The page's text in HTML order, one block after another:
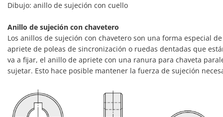
Dibujo: anillo de sujeción con cuello
Anillo de sujeción con chavetero
Los anillos de sujeción con chavetero son una forma especial
apriete de poleas de sincronización o ruedas dentadas que
va a fijar, el anillo de apriete con una ranura para chaveta
sujetar. Esto hace posible mantener la fuerza de sujeción